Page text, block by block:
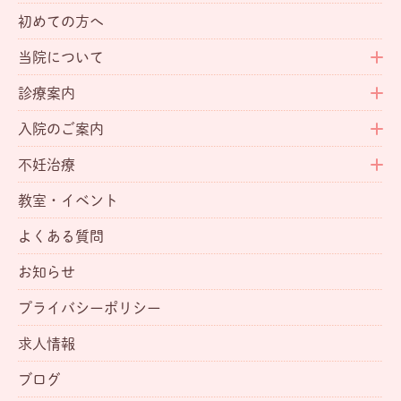
初めての方へ
当院について
診療案内
入院のご案内
不妊治療
教室・イベント
よくある質問
お知らせ
プライバシーポリシー
求人情報
ブログ